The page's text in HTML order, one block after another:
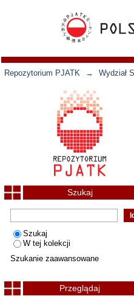
Repozytorium PJATK → Wydział
Szukaj
Szukaj
W tej kolekcji
Szukanie zaawansowane
Przeglądaj